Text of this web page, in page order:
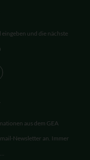
und die nächste
aus dem GEA
Newsletter an. Immer